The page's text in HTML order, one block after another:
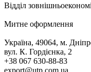
Відділ
Митне оформлення
Україна, 49064, м.
вул. К. Гордієнка, 2
+38 067 630-88-83
export@utp.com.ua